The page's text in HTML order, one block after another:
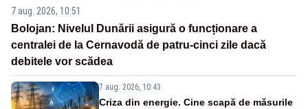
7 aug. 2026, 10:51
Bolojan: Nivelul Dunării asigură o funcționare a
centralei de la Cernavodă de patru-cinci zile dacă
debitele vor scădea
7 aug. 2026, 10:43
Criza din energie. Cine scapă de măsurile